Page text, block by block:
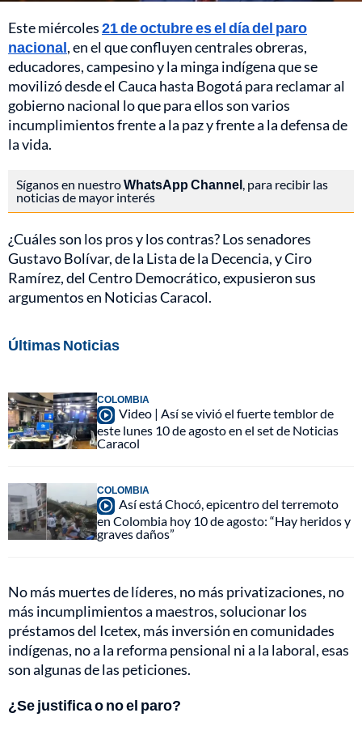
Este miércoles21 de octubre es el día del paro
nacional, en el que confluyen centrales obreras,
educadores, campesino y la minga indígena que se
movilizó desde el Cauca hasta Bogotá para reclamar al
gobierno nacional lo que para ellos son varios
incumplimientos frente a la paz y frente a la defensa de
la vida.
Síganos en nuestroWhatsApp Channel , para recibir las
noticias de mayor interés
¿Cuáles son los pros y los contras? Los senadores
Gustavo Bolívar, de la Lista de la Decencia, y Ciro
Ramírez, del Centro Democrático, expusieron sus
argumentos en Noticias Caracol.
Últimas Noticias
COLOMBIA
Video | Así se vivió el fuerte temblor de
este lunes 10 de agosto en el set de Noticias
Caracol
COLOMBIA
Así está Chocó, epicentro del terremoto
en Colombia hoy 10 de agosto: “Hay heridos y
graves daños”
No más muertes de líderes, no más privatizaciones, no
más incumplimientos a maestros, solucionar los
préstamos del Icetex, más inversión en comunidades
indígenas, no a la reforma pensional ni a la laboral, esas
son algunas de las peticiones.
¿Se justifica o no el paro?